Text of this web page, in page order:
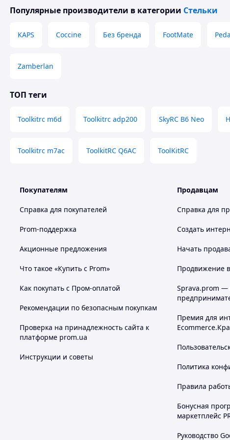
Популярные производители в категории Стельки
KAPS Coccine Без бренда FootMate
Zamberlan
ТОП теги
Toolkitrc m6d Toolkitrc adp200 SkyRC B6 Neo
Toolkitrc m7ac ToolkitRC Q6AC ToolKitRC
Покупателям
Справка для покупателей
Prom-поддержка
Акционные предложения
Что такое «Купить с Prom»
Как покупать с Пром-оплатой
Рекомендации по безопасным покупкам
Проверка на принадлежность сайта к
платформе prom.ua
Инструкции и советы
Продавцам
Справка для
Создать
Начать
Продвижение
Sprava.prom —
Премия для
Политика
Правила
Бонусная
маркетплейс
Руководство